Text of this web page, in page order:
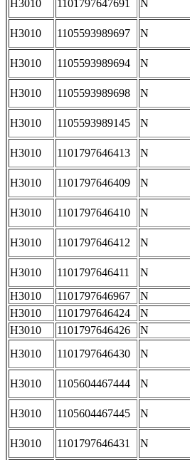
H3010 1101797647691 N
H3010 1105593989697 N
H3010 1105593989694 N
H3010 1105593989698 N
H3010 1105593989145 N
H3010 1101797646413 N
H3010 1101797646409 N
H3010 1101797646410 N
H3010 1101797646412 N
H3010 1101797646411
N
H3010
1101797646967
N
H3010
1101797646424
N
H3010
1101797646426
N
H3010
1101797646430 N
H3010 1105604467444 N
H3010 1105604467445 N
H3010 1101797646431
N